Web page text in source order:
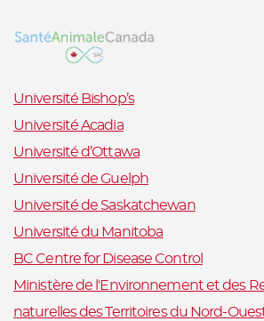
Université Bishop’s
Université Acadia
Université d’Ottawa
Université de Guelph
Université de Saskatchewan
Université du Manitoba
BC Centre for Disease Control
Ministère de l'Environnement et des
naturelles des Territoires du Nord-